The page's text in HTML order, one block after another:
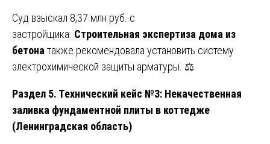
Суд взыскал 8,37 млн руб. с
застройщика. Строительная экспертиза дома из
бетона также рекомендовала установить систему
электрохимической защиты арматуры. ⚖️
Раздел 5. Технический кейс №3: Некачественная
заливка фундаментной плиты в коттедже
(Ленинградская область)